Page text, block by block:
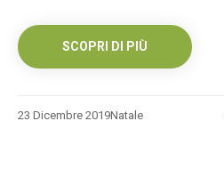
SCOPRI DI PIÙ
23 Dicembre 2019Natale